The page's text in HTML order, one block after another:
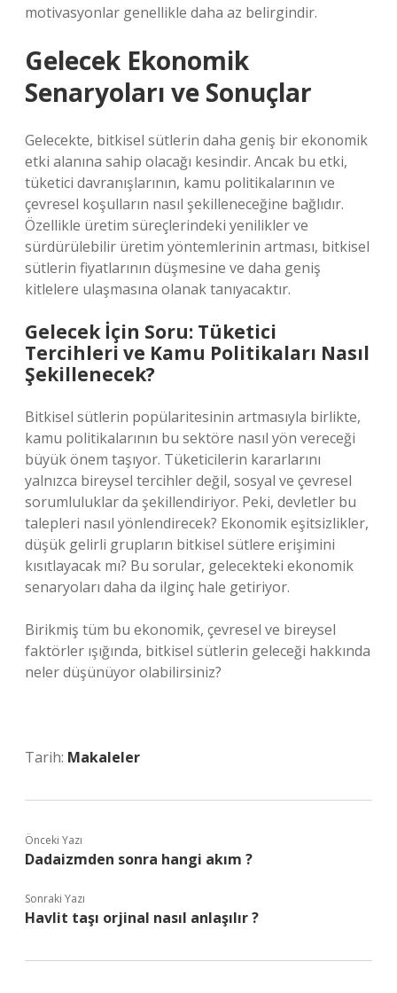
motivasyonlar genellikle daha az belirgindir.
Gelecek Ekonomik
Senaryoları ve Sonuçlar
Gelecekte, bitkisel sütlerin daha geniş bir ekonomik
etki alanına sahip olacağı kesindir. Ancak bu etki,
tüketici davranışlarının, kamu politikalarının ve
çevresel koşulların nasıl şekilleneceğine bağlıdır.
Özellikle üretim süreçlerindeki yenilikler ve
sürdürülebilir üretim yöntemlerinin artması, bitkisel
sütlerin fiyatlarının düşmesine ve daha geniş
kitlelere ulaşmasına olanak tanıyacaktır.
Gelecek İçin Soru: Tüketici
Tercihleri ve Kamu Politikaları Nasıl
Şekillenecek?
Bitkisel sütlerin popülaritesinin artmasıyla birlikte,
kamu politikalarının bu sektöre nasıl yön vereceği
büyük önem taşıyor. Tüketicilerin kararlarını
yalnızca bireysel tercihler değil, sosyal ve çevresel
sorumluluklar da şekillendiriyor. Peki, devletler bu
talepleri nasıl yönlendirecek? Ekonomik eşitsizlikler,
düşük gelirli grupların bitkisel sütlere erişimini
kısıtlayacak mı? Bu sorular, gelecekteki ekonomik
senaryoları daha da ilginç hale getiriyor.
Birikmiş tüm bu ekonomik, çevresel ve bireysel
faktörler ışığında, bitkisel sütlerin geleceği hakkında
neler düşünüyor olabilirsiniz?
Tarih: Makaleler
Önceki Yazı
Dadaizmden sonra hangi akım ?
Sonraki Yazı
Havlit taşı orjinal nasıl anlaşılır ?